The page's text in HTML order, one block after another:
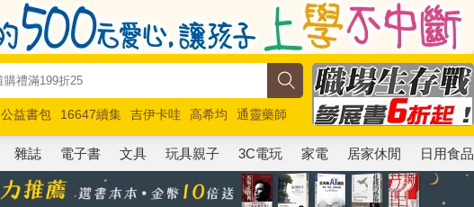
公益書包 16647續集 吉伊卡哇 高希均
通靈藥師
馬斯克 玩具總動員5 超慢跑
雜誌 電子書 文具 玩具親子 3C電玩 家電 居家休閒 日用食品